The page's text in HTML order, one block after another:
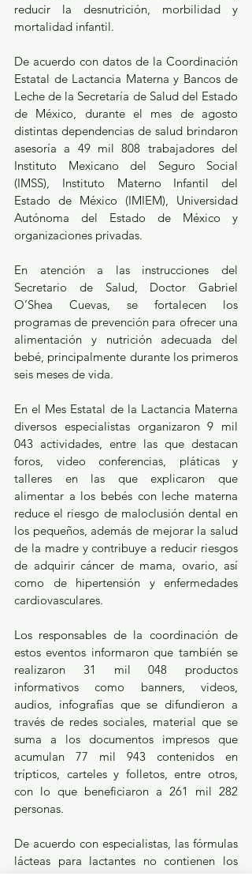
reducir la desnutrición, morbilidad y
mortalidad infantil.
De acuerdo con datos de la Coordinación
Estatal de Lactancia Materna y Bancos de
Leche de la Secretaría de Salud del Estado
de México, durante el mes de agosto
distintas dependencias de salud brindaron
asesoría a 49 mil 808 trabajadores del
Instituto Mexicano del Seguro Social
(IMSS), Instituto Materno Infantil del
Estado de México (IMIEM), Universidad
Autónoma del Estado de México y
organizaciones privadas.
En atención a las instrucciones del
Secretario de Salud, Doctor Gabriel
O’Shea Cuevas, se fortalecen los
programas de prevención para ofrecer una
alimentación y nutrición adecuada del
bebé, principalmente durante los primeros
seis meses de vida.
En el Mes Estatal de la Lactancia Materna
diversos especialistas organizaron 9 mil
043 actividades, entre las que destacan
foros, video conferencias, pláticas y
talleres en las que explicaron que
alimentar a los bebés con leche materna
reduce el riesgo de maloclusión dental en
los pequeños, además de mejorar la salud
de la madre y contribuye a reducir riesgos
de adquirir cáncer de mama, ovario, así
como de hipertensión y enfermedades
cardiovasculares.
Los responsables de la coordinación de
estos eventos informaron que también se
realizaron 31 mil 048 productos
informativos como banners, videos,
audios, infografías que se difundieron a
través de redes sociales, material que se
suma a los documentos impresos que
acumulan 77 mil 943 contenidos en
trípticos, carteles y folletos, entre otros,
con lo que beneficiaron a 261 mil 282
personas.
De acuerdo con especialistas, las fórmulas
lácteas para lactantes no contienen los